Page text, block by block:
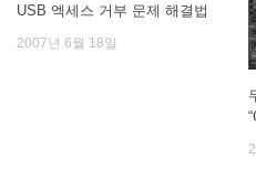
USB 엑세스 거부 문제 해결법
2007년 6월 18일